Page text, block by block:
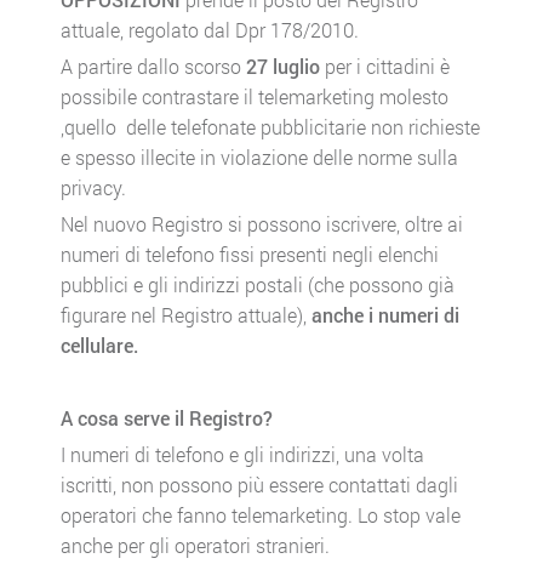
attuale, regolato dal Dpr 178/2010.
A partire dallo scorso27 luglio per i cittadini è
possibile contrastare il telemarketing molesto
,quello delle telefonate pubblicitarie non richieste
e spesso illecite in violazione delle norme sulla
privacy.
Nel nuovo Registro si possono iscrivere, oltre ai
numeri di telefono fissi presenti negli elenchi
pubblici e gli indirizzi postali (che possono già
figurare nel Registro attuale), anche i numeri di
cellulare.
A cosa serve il Registro?
I numeri di telefono e gli indirizzi, una volta
iscritti, non possono più essere contattati dagli
operatori che fanno telemarketing. Lo stop vale
anche per gli operatori stranieri.